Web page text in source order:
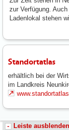
zur Verfügung.
Ladenlokal stehen
Standortatlas
erhältlich bei der
im Landkreis
Leiste ausblenden